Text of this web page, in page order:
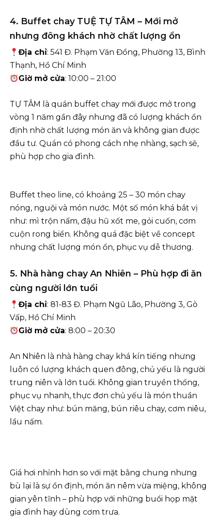
4. Buffet chay TUỆ TỰ TÂM – Mới mở
nhưng đông khách nhờ chất lượng ổn
Địa chỉ: 541 Đ. Phạm Văn Đồng, Phường 13, Bình
Thạnh, Hồ Chí Minh
Giờ mở cửa: 10:00 – 21:00
TỰ TÂM là quán buffet chay mới được mở trong
vòng 1 năm gần đây nhưng đã có lượng khách ổn
định nhờ chất lượng món ăn và không gian được
đầu tư. Quán có phong cách nhẹ nhàng, sạch sẽ,
phù hợp cho gia đình.
Buffet theo line, có khoảng 25 – 30 món chay
nóng, nguội và món nước. Một số món khá bắt vị
như: mì trộn nấm, đậu hũ xốt me, gỏi cuốn, cơm
cuộn rong biển. Không quá đặc biệt về concept
nhưng chất lượng món ổn, phục vụ dễ thương.
5. Nhà hàng chay An Nhiên – Phù hợp đi ăn
cùng người lớn tuổi
Địa chỉ: 81-83 Đ. Phạm Ngũ Lão, Phường 3, Gò
Vấp, Hồ Chí Minh
Giờ mở cửa: 8:00 – 20:30
An Nhiên là nhà hàng chay khá kín tiếng nhưng
luôn có lượng khách quen đông, chủ yếu là người
trung niên và lớn tuổi. Không gian truyền thống,
phục vụ nhanh, thực đơn chủ yếu là món thuần
Việt chay như: bún măng, bún riêu chay, cơm niêu,
lẩu nấm.
Giá hơi nhỉnh hơn so với mặt bằng chung nhưng
bù lại là sự ổn định, món ăn nêm vừa miệng, không
gian yên tĩnh – phù hợp với những buổi họp mặt
gia đình hay dùng cơm trưa.